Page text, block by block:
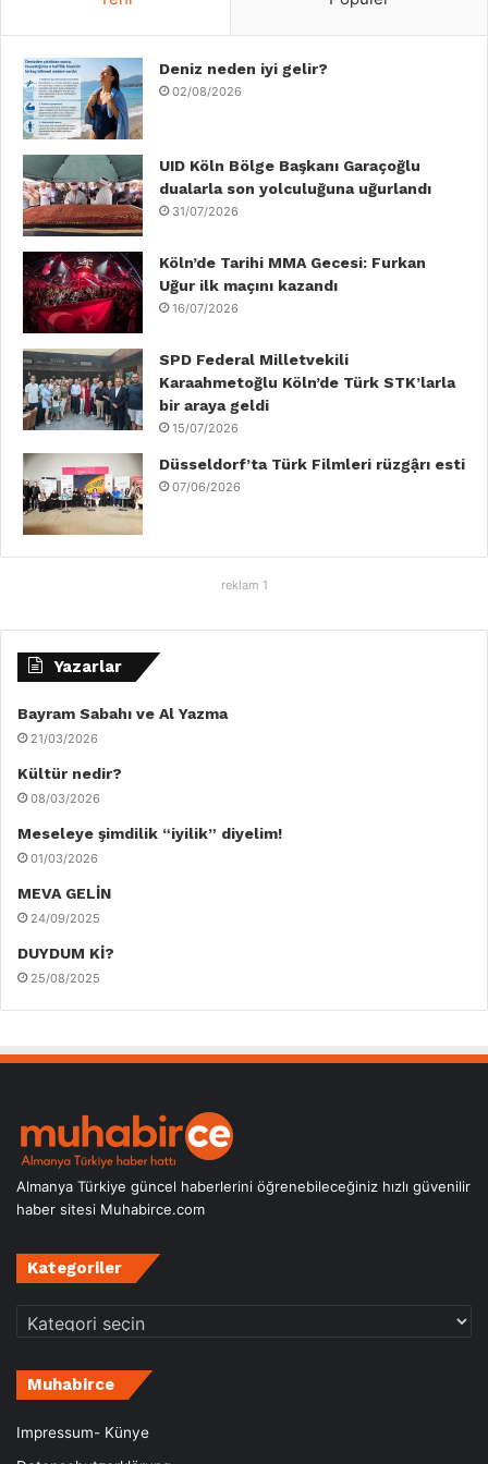
b
o
o
k
t
r
e
I
n
u
e
r
a
Deniz neden iyi gelir?
02/08/2026
UID Köln Bölge Başkanı Garaçoğlu
dualarla son yolculuğuna uğurlandı
31/07/2026
Köln’de Tarihi MMA Gecesi: Furkan
Uğur ilk maçını kazandı
16/07/2026
SPD Federal Milletvekili
Karaahmetoğlu Köln’de Türk STK’larla
bir araya geldi
15/07/2026
Düsseldorf’ta Türk Filmleri rüzgậrı esti
07/06/2026
reklam 1
Yazarlar
Bayram Sabahı ve Al Yazma
21/03/2026
Kültür nedir?
08/03/2026
Meseleye şimdilik “iyilik” diyelim!
01/03/2026
MEVA GELİN
24/09/2025
DUYDUM Kİ?
25/08/2025
Almanya Türkiye güncel haberlerini öğrenebileceğiniz hızlı güvenilir
haber sitesi Muhabirce.com
Kategoriler
Kategoriler
Muhabirce
Impressum- Künye